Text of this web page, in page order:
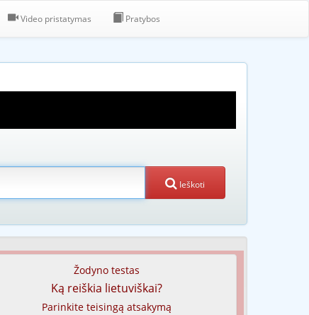
Video pristatymas Pratybos
Ieškoti
Žodyno testas
Ką reiškia lietuviškai?
Parinkite teisingą atsakymą